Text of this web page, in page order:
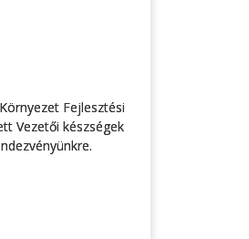
Fejlesztési
Vezetői készségek